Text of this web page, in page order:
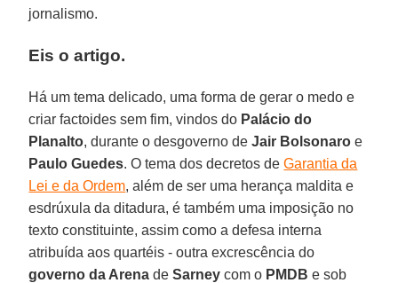
jornalismo.
Eis o artigo.
Há um tema delicado, uma forma de gerar o medo e
criar factoides sem fim, vindos do Palácio do
Planalto, durante o desgoverno deJair Bolsonaro e
Paulo Guedes. O tema dos decretos deGarantia da
Lei e da Ordem, além de ser uma herança maldita e
esdrúxula da ditadura, é também uma imposição no
texto constituinte, assim como a defesa interna
atribuída aos quartéis - outra excrescência do
governo da Arena deSarney com o PMDB e sob